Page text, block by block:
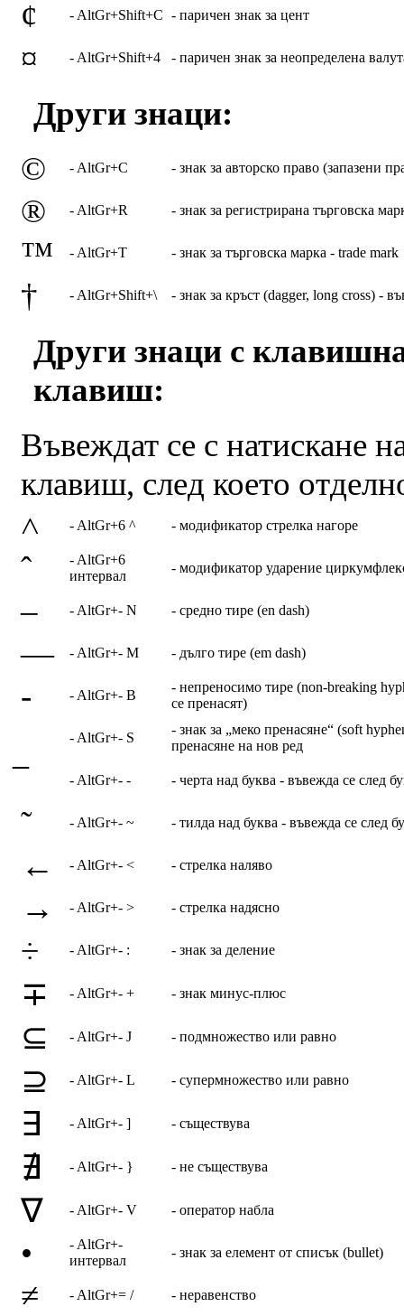
¢ - AltGr+Shift+C - паричен знак за цент
¤ - AltGr+Shift+4 - паричен знак за неопределена
Други знаци:
©
- AltGr+C - знак за авторско право (запазени
® - AltGr+R - знак за регистрирана търговска
™ - AltGr+T - знак за търговска марка - trade mark
† - AltGr+Shift+\ - знак за кръст (dagger, long cross) -
Други знаци с
клавиш:
Въвеждат се с натискане
клавиш, след което
˄
- AltGr+6 ^ - модификатор стрелка нагоре
ˆ
- AltGr+6
интервал
- модификатор ударение
– - AltGr+- N - средно тире (en dash)
— - AltGr+- M - дълго тире (em dash)
‑ - AltGr+- B
- непреносимо тире (non-breaking
се пренасят)
- AltGr+- S
- знак за „меко пренасяне“ (soft
пренасяне на нов ред
- AltGr+- - - черта над буква - въвежда се след
- AltGr+- ~ - тилда над буква - въвежда се след
← - AltGr+- < - стрелка наляво
→ - AltGr+- > - стрелка надясно
÷ - AltGr+- : - знак за деление
∓ - AltGr+- + - знак минус-плюс
⊆ - AltGr+- J - подмножество или равно
⊇ - AltGr+- L - супермножество или равно
∃ - AltGr+- ] - съществува
∄ - AltGr+- } - не съществува
∇ - AltGr+- V - оператор набла
•
- AltGr+-
интервал
- знак за елемент от списък (bullet)
≠ - AltGr+= / - неравенство